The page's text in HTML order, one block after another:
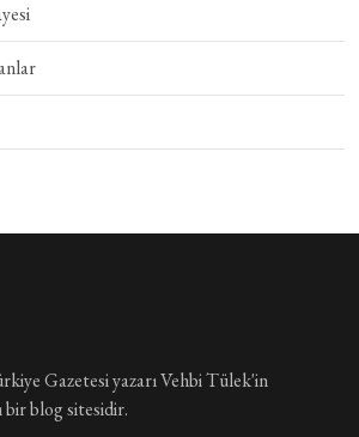
Gazetesi yazarı Vehbi Tülek'in
bir blog sitesidir.